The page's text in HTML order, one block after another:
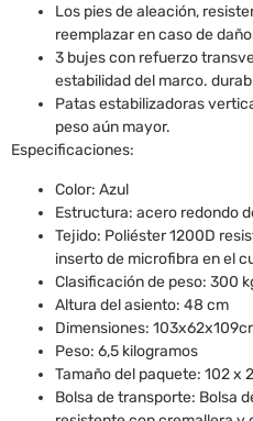
Los pies de aleación,
reemplazar en caso de
3 bujes con refuerzo
estabilidad del marco.
Patas estabilizadoras
peso aún mayor.
Especificaciones:
Color: Azul
Estructura: acero redondo
Tejido: Poliéster 1200D
inserto de microfibra en el
Clasificación de peso: 300
Altura del asiento: 48 cm
Dimensiones:
Peso: 6,5 kilogramos
Tamaño del paquete: 102 x
Bolsa de transporte: Bolsa